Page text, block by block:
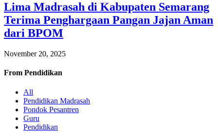
Lima Madrasah di Kabupaten Semarang
Terima Penghargaan Pangan Jajan Aman
dari BPOM
November 20, 2025
From Pendidikan
All
Pendidikan Madrasah
Pondok Pesantren
Guru
Pendidikan